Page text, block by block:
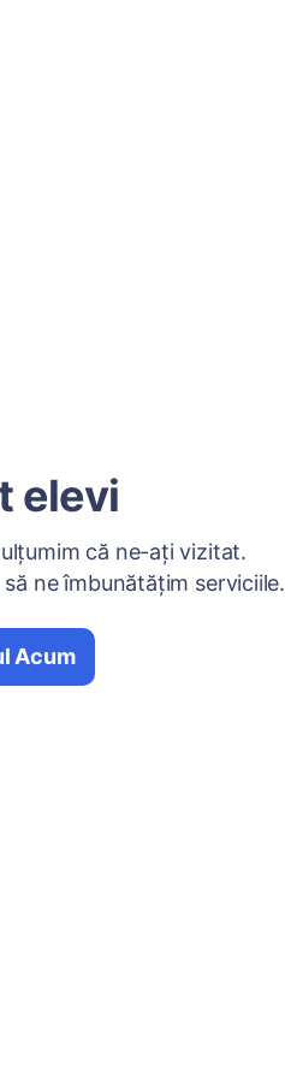
elevi
că ne-ați vizitat.
ne îmbunătățim serviciile.
Acum